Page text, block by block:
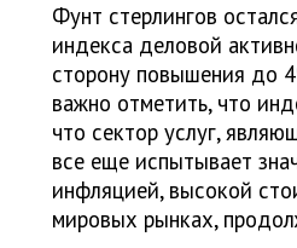
Фунт стерлингов
индекса деловой
сторону повышения до
важно отметить, что
что сектор услуг,
все еще испытывает
инфляцией, высокой
мировых рынках,